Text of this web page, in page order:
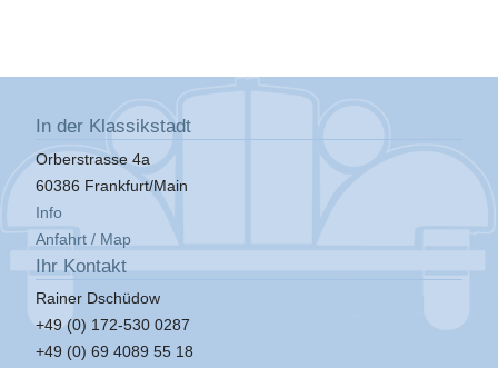
In der Klassikstadt
Orberstrasse 4a
60386 Frankfurt/Main
Info
Anfahrt / Map
Ihr Kontakt
Rainer Dschüdow
+49 (0) 172-530 0287
+49 (0) 69 4089 55 18